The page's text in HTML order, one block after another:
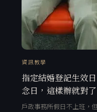
資訊教學
指定結婚登記生效
念日，這樣辦就對了
戶政事務所假日不上班，